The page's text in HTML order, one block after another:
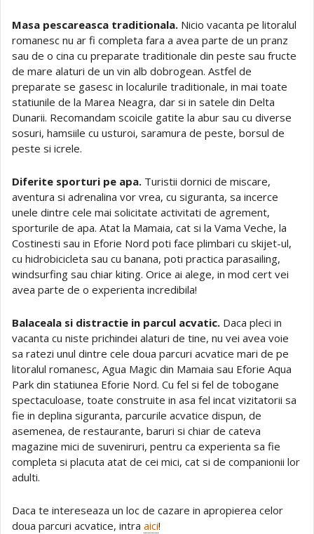
Masa pescareasca traditionala. Nicio vacanta pe litoralul
romanesc nu ar fi completa fara a avea parte de un pranz
sau de o cina cu preparate traditionale din peste sau fructe
de mare alaturi de un vin alb dobrogean. Astfel de
preparate se gasesc in localurile traditionale, in mai toate
statiunile de la Marea Neagra, dar si in satele din Delta
Dunarii. Recomandam scoicile gatite la abur sau cu diverse
sosuri, hamsiile cu usturoi, saramura de peste, borsul de
peste si icrele.
Diferite sporturi pe apa. Turistii dornici de miscare,
aventura si adrenalina vor vrea, cu siguranta, sa incerce
unele dintre cele mai solicitate activitati de agrement,
sporturile de apa. Atat la Mamaia, cat si la Vama Veche, la
Costinesti sau in Eforie Nord poti face plimbari cu skijet-ul,
cu hidrobicicleta sau cu banana, poti practica parasailing,
windsurfing sau chiar kiting. Orice ai alege, in mod cert vei
avea parte de o experienta incredibila!
Balaceala si distractie in parcul acvatic. Daca pleci in
vacanta cu niste prichindei alaturi de tine, nu vei avea voie
sa ratezi unul dintre cele doua parcuri acvatice mari de pe
litoralul romanesc, Agua Magic din Mamaia sau Eforie Aqua
Park din statiunea Eforie Nord. Cu fel si fel de tobogane
spectaculoase, toate construite in asa fel incat vizitatorii sa
fie in deplina siguranta, parcurile acvatice dispun, de
asemenea, de restaurante, baruri si chiar de cateva
magazine mici de suveniruri, pentru ca experienta sa fie
completa si placuta atat de cei mici, cat si de companionii lor
adulti.
Daca te intereseaza un loc de cazare in apropierea celor
doua parcuri acvatice, intra aici!